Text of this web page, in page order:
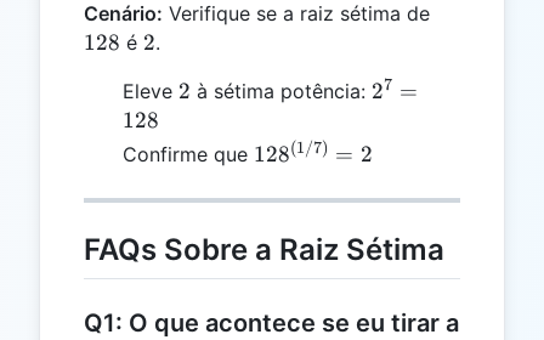
Cenário: Verifique se a raiz sétima de
128 é 2
2.
Eleve 2
2 à sétima potência: 2^7
27 =
128
Confirme que 128^{(1/7)}
128(1/7) = 2
FAQs Sobre a Raiz Sétima
Q1: O que acontece se eu tirar a